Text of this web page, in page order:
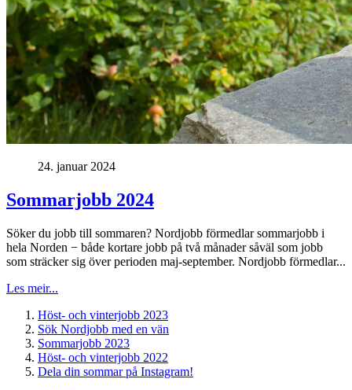
24. januar 2024
Sommarjobb 2024
Söker du jobb till sommaren? Nordjobb förmedlar sommarjobb i
hela Norden − både kortare jobb på två månader såväl som jobb
som sträcker sig över perioden maj-september. Nordjobb förmedlar...
Les meir...
Höst- och vinterjobb 2023
Sök Nordjobb med en vän
Sommarjobb 2023
Höst- och vinterjobb 2022
Dela din sommar på Instagram!